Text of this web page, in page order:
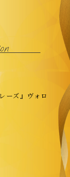
ーズ』ヴォロ